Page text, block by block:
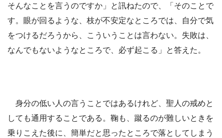
そんなことを言うのですか」と訊ねたので、「そのことで
す。眼が回るような、枝が不安定なところでは、自分で気
をつけるだろうから、こういうことは言わない。失敗は、
なんでもないようなところで、必ず起こる」と答えた。
身分の低い人の言うことではあるけれど、聖人の戒めと
しても通用することである。鞠も、蹴るのが難しいときを
乗りこえた後に、簡単だと思ったところで落としてしまう